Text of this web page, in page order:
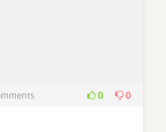
0 0